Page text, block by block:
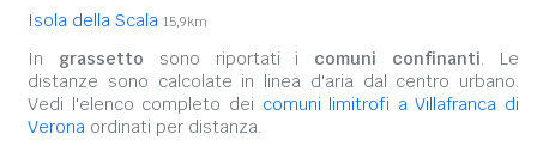
Isola della Scala 15,9km
In grassetto sono riportati i comuni confinanti. Le
distanze sono calcolate in linea d'aria dal centro urbano.
Vedi l'elenco completo dei comuni limitrofi a Villafranca di
Verona ordinati per distanza.